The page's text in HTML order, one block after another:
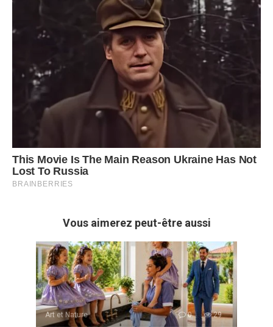
Vous aimerez peut-être aussi
Art et Nature 0 29